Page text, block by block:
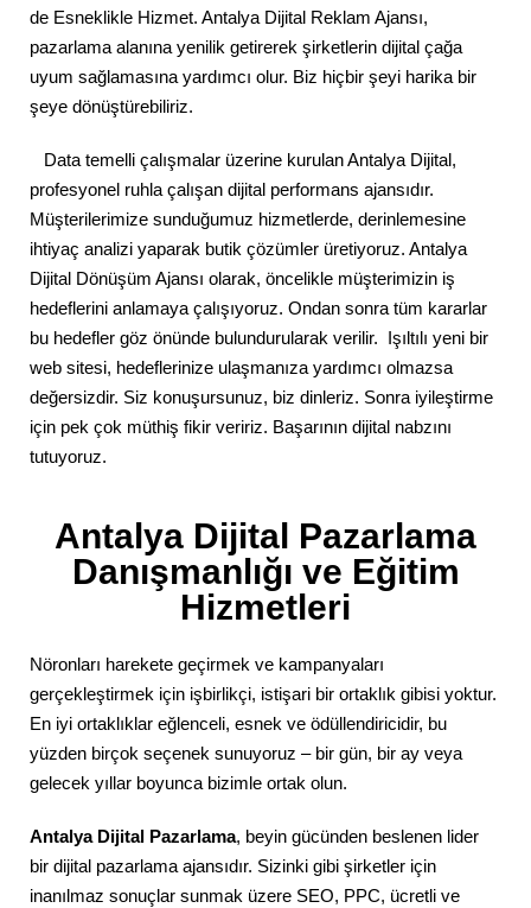
de Esneklikle Hizmet. Antalya Dijital Reklam Ajansı,
pazarlama alanına yenilik getirerek şirketlerin dijital çağa
uyum sağlamasına yardımcı olur. Biz hiçbir şeyi harika bir
şeye dönüştürebiliriz.
Data temelli çalışmalar üzerine kurulan Antalya Dijital,
profesyonel ruhla çalışan dijital performans ajansıdır.
Müşterilerimize sunduğumuz hizmetlerde, derinlemesine
ihtiyaç analizi yaparak butik çözümler üretiyoruz. Antalya
Dijital Dönüşüm Ajansı olarak, öncelikle müşterimizin iş
hedeflerini anlamaya çalışıyoruz. Ondan sonra tüm kararlar
bu hedefler göz önünde bulundurularak verilir. Işıltılı yeni bir
web sitesi, hedeflerinize ulaşmanıza yardımcı olmazsa
değersizdir. Siz konuşursunuz, biz dinleriz. Sonra iyileştirme
için pek çok müthiş fikir veririz. Başarının dijital nabzını
tutuyoruz.
Antalya Dijital Pazarlama
Danışmanlığı ve Eğitim
Hizmetleri
Nöronları harekete geçirmek ve kampanyaları
gerçekleştirmek için işbirlikçi, istişari bir ortaklık gibisi yoktur.
En iyi ortaklıklar eğlenceli, esnek ve ödüllendiricidir, bu
yüzden birçok seçenek sunuyoruz – bir gün, bir ay veya
gelecek yıllar boyunca bizimle ortak olun.
Antalya Dijital Pazarlama, beyin gücünden beslenen lider
bir dijital pazarlama ajansıdır. Sizinki gibi şirketler için
inanılmaz sonuçlar sunmak üzere SEO, PPC, ücretli ve